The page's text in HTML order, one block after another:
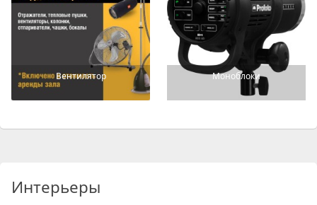
Вентилятор Моноблоки
Интерьеры